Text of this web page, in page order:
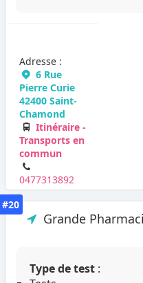
Adresse :
6 Rue
Pierre Curie
42400 Saint-
Chamond
Itinéraire -
Transports en
commun
0477313892
#20
Grande
Type de test :